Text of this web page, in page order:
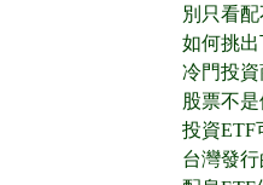
別只看
如何挑出
冷門投資
股票不
投資ETF
台灣發